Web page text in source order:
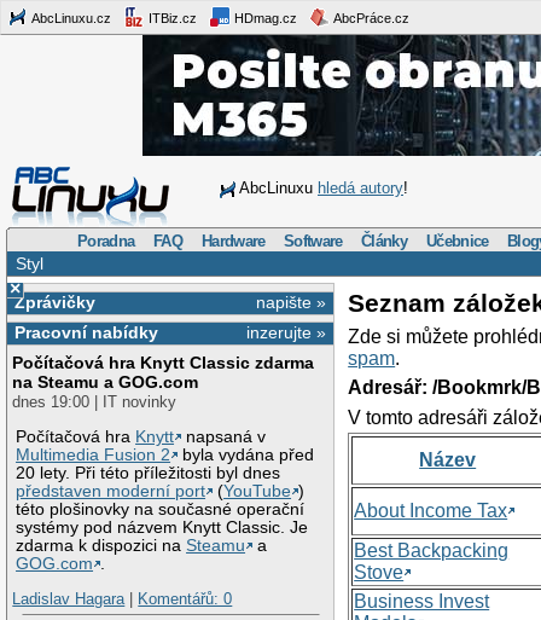
AbcLinuxu.cz ITBiz.cz HDmag.cz AbcPráce.cz
AbcLinuxu hledá autory!
Poradna FAQ Hardware Software Články Učebnice
Styl
×
napište »
Zprávičky
inzerujte »
Pracovní nabídky
Počítačová hra Knytt Classic zdarma
na Steamu a GOG.com
dnes 19:00 | IT novinky
Počítačová hra Knytt
napsaná v
Multimedia Fusion 2
byla vydána před
20 lety. Při této příležitosti byl dnes
představen moderní port
(YouTube )
této plošinovky na současné operační
systémy pod názvem Knytt Classic. Je
zdarma k dispozici naSteamu
a
GOG.com
Ladislav Hagara| Komentářů: 0
Seznam
Zde si můžete
spam.
Adresář: /Bookmrk/
V tomto adresáři
Název
About Income Tax
Best Backpacking
Stove
Business Invest